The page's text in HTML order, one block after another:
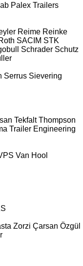
Palex Trailers
Reime Reinke
SACIM STK
Schrader Schutz
Serrus Sievering
Tekfalt Thompson
Trailer Engineering
Van Hool
Zorzi Çarsan Özgül